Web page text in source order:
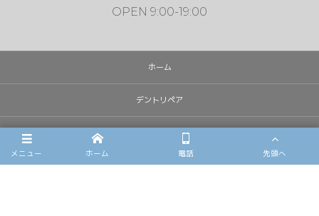
OPEN 9:00-19:00
ホーム
デントリペア
フロントガラスリペア
メニュー ホーム 電話 先頭へ